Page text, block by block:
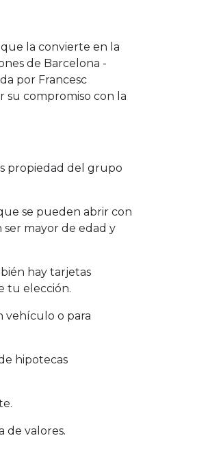
que la convierte en la
de Barcelona -
por Francesc
su compromiso con la
propiedad del grupo
se pueden abrir con
ser mayor de edad y
hay tarjetas
tu elección.
vehículo o para
hipotecas
de valores.